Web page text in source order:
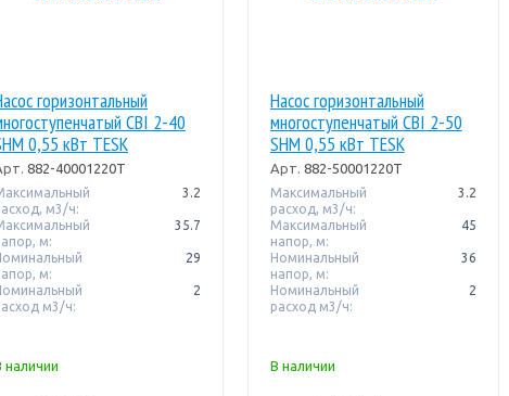
горизонтальный
CBI 2-40
0,55 кВт TESK
882-40001220T
м3/ч:
3.2
м:
35.7
м:
29
м3/ч:
2
наличии
Насос горизонтальный
многоступенчатый CBI 2-50
SHM 0,55 кВт TESK
Арт. 882-50001220T
Максимальный
расход, м3/ч:
3.2
Максимальный
напор, м:
45
Номинальный
напор, м:
36
Номинальный
расход м3/ч:
2
В наличии